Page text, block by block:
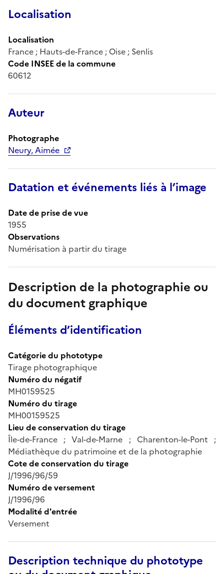
Localisation
Localisation
France ; Hauts-de-France ; Oise ; Senlis
Code INSEE de la commune
60612
Auteur
Photographe
Neury, Aimée
Datation et événements liés à l’image
Date de prise de vue
1955
Observations
Numérisation à partir du tirage
Description de la photographie ou
du document graphique
Éléments d’identification
Catégorie du phototype
Tirage photographique
Numéro du négatif
MH0159525
Numéro du tirage
MH00159525
Lieu de conservation du tirage
Île-de-France ; Val-de-Marne ; Charenton-le-Pont ;
Médiathèque du patrimoine et de la photographie
Cote de conservation du tirage
J/1996/96/59
Numéro de versement
J/1996/96
Modalité d'entrée
Versement
Description technique du phototype